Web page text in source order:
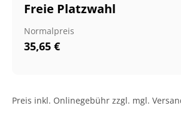
Freie Platzwahl
Normalpreis
35,65 €
Preis inkl. Onlinegebühr zzgl. mgl.